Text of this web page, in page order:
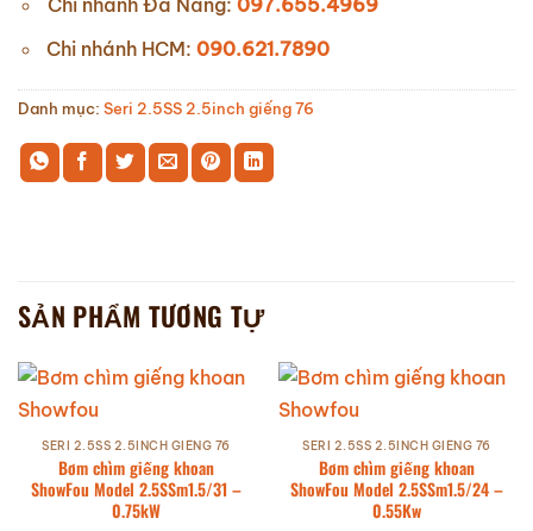
Chi nhánh HCM: 090.621.7890
Danh mục: Seri 2.5SS 2.5inch giếng 76
SẢN PHẨM TƯƠNG TỰ
SERI 2.5SS 2.5INCH GIẾNG 76
Bơm chìm giếng khoan
ShowFou Model 2.5SSm1.5/31 –
0.75kW
SERI 2.5SS 2.5INCH GIẾNG 76
Bơm chìm giếng khoan
ShowFou Model 2.5SSm1.5/24 –
0.55Kw